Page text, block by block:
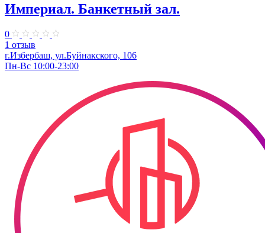
Империал. Банкетный зал.
0
1 отзыв
г.Избербаш, ул.​Буйнакского, 106
Пн-Вс 10:00-23:00